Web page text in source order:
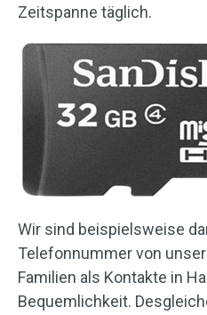
Zeitspanne täglich.
Wir sind beispielsweise
Telefonnummer von
Familien als Kontakte in
Bequemlichkeit.